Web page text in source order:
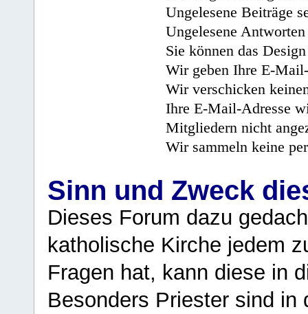
Ungelesene Beiträge
Ungelesene
Sie können das
Wir geben Ihre E-
Wir verschicken
Ihre E-Mail-Adresse
Mitgliedern nicht
Wir sammeln keine
Sinn und Zweck
Dieses Forum dazu
katholische Kirche jedem
Fragen hat, kann diese in
Besonders Priester sind in